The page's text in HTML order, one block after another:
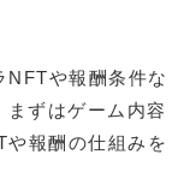
NFTや報酬条件な
ずはゲーム内容
報酬の仕組みを